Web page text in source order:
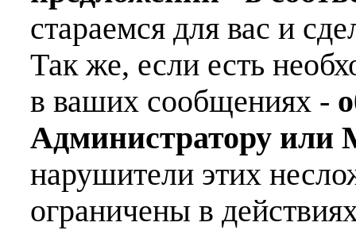
стараемся для вас и
Так же, если есть
в ваших сообщениях -
Администратору или
нарушители этих
ограничены в